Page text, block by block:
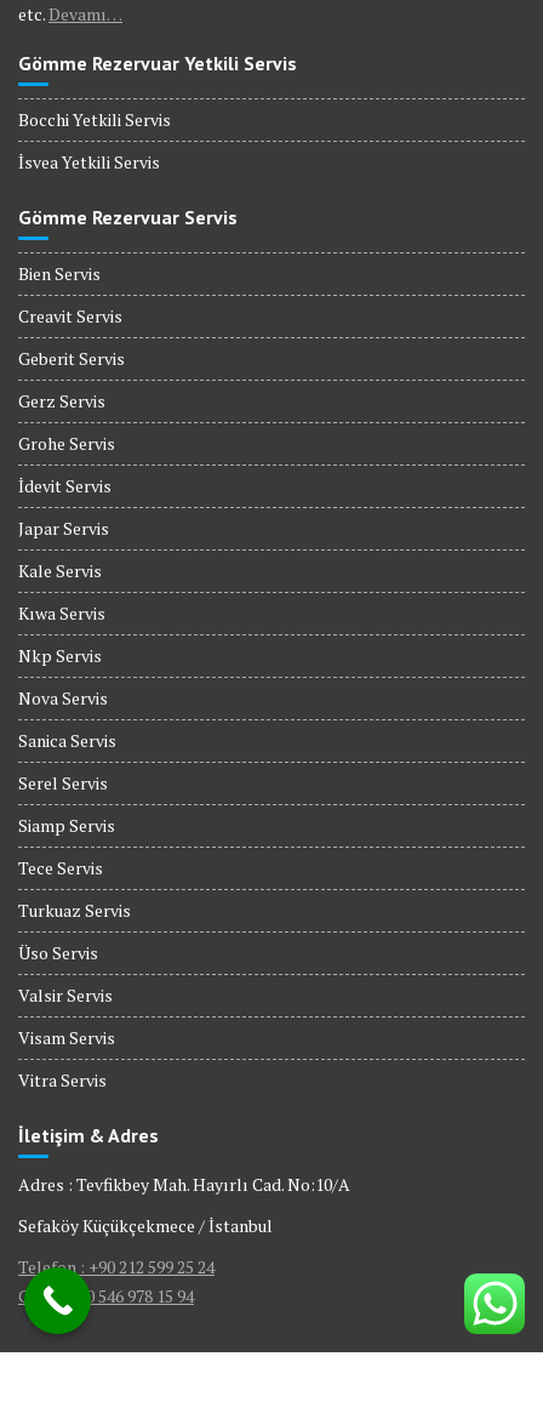
etc. Devamı…
Gömme Rezervuar Yetkili Servis
Bocchi Yetkili Servis
İsvea Yetkili Servis
Gömme Rezervuar Servis
Bien Servis
Creavit Servis
Geberit Servis
Gerz Servis
Grohe Servis
İdevit Servis
Japar Servis
Kale Servis
Kıwa Servis
Nkp Servis
Nova Servis
Sanica Servis
Serel Servis
Siamp Servis
Tece Servis
Turkuaz Servis
Üso Servis
Valsir Servis
Visam Servis
Vitra Servis
İletişim & Adres
Adres : Tevfikbey Mah. Hayırlı Cad. No:10/A
Sefaköy Küçükçekmece / İstanbul
Telefon : +90 212 599 25 24
GSM : +90 546 978 15 94